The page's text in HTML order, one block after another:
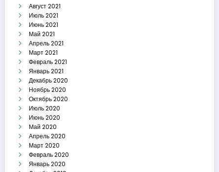
Август 2021
Июль 2021
Июнь 2021
Май 2021
Апрель 2021
Март 2021
Февраль 2021
Январь 2021
Декабрь 2020
Ноябрь 2020
Октябрь 2020
Июль 2020
Июнь 2020
Май 2020
Апрель 2020
Март 2020
Февраль 2020
Январь 2020